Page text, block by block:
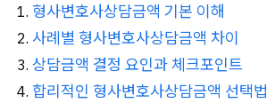
형사변호사상담금액 기본 이해
사례별 형사변호사상담금액 차이
상담금액 결정 요인과 체크포인트
합리적인 형사변호사상담금액 선택법